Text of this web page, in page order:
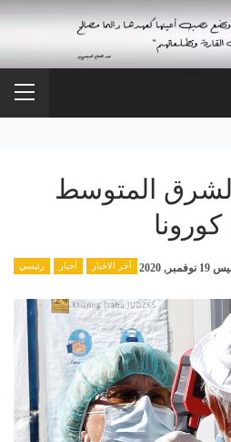
المتوسط
آخر الاخبار أخبار رئيسي 2020